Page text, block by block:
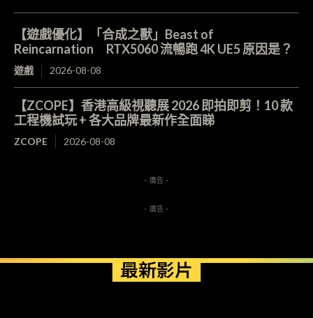
【遊戲優化】「合成之獸」Beast of
Reincarnation RTX5060 流暢跑 4K UE5 原因是？
遊戲 2026-08-08
【ZCOPE】香港高級視聽展 2026 即拍即剪！10 款
工程機試玩 + 各大品牌最新作全面睇
ZCOPE 2026-08-08
- 廣告 -
- 廣告 -
最新影片